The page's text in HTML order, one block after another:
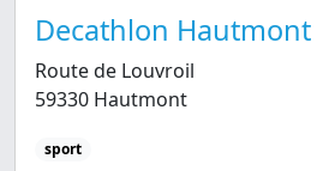
Decathlon Hautmont
Route de Louvroil
59330 Hautmont
sport